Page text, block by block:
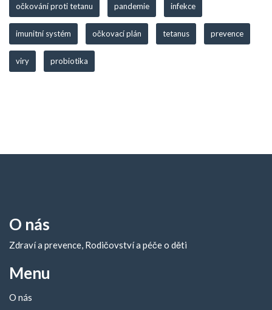
očkování proti tetanu pandemie infekce
imunitní systém očkovací plán tetanus prevence
viry probiotika
O nás
Zdraví a prevence, Rodičovství a péče o děti
Menu
O nás